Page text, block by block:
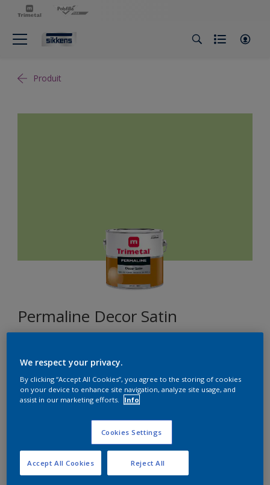
Produit
Permaline Decor Satin
Format
We respect your privacy.
By clicking “Accept All Cookies”, you agree to the storing of cookies
on your device to enhance site navigation, analyze site usage, and
assist in our marketing efforts.
Info
Cookies Settings
Reject All
Accept All Cookies